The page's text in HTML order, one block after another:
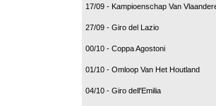
17/09 - Kampioenschap Van
27/09 - Giro del Lazio
00/10 - Coppa Agostoni
01/10 - Omloop Van Het Houtland
04/10 - Giro dell'Emilia